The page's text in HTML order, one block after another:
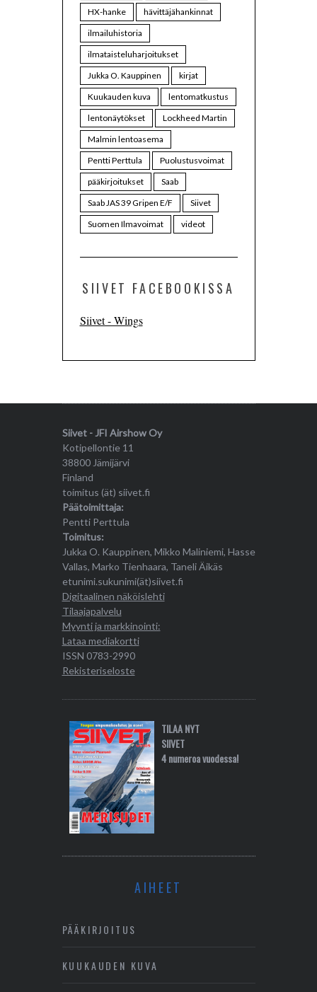
HX-hanke
hävittäjähankinnat
ilmailuhistoria
ilmataisteluharjoitukset
Jukka O. Kauppinen
kirjat
Kuukauden kuva
lentomatkustus
lentonäytökset
Lockheed Martin
Malmin lentoasema
Pentti Perttula
Puolustusvoimat
pääkirjoitukset
Saab
Saab JAS 39 Gripen E/F
Siivet
Suomen Ilmavoimat
videot
SIIVET FACEBOOKISSA
Siivet - Wings
Siivet - JFI Airshow Oy
Kotipellontie 11
38800 Jämijärvi
Finland
toimitus (ät) siivet.fi
Päätoimittaja:
Pentti Perttula
Toimitus:
Jukka O. Kauppinen, Mikko Maliniemi, Hasse
Vallas, Marko Tienhaara, Taneli Äikäs
etunimi.sukunimi(ät)siivet.fi
Digitaalinen näköislehti
Tilaajapalvelu
Myynti ja markkinointi:
Lataa mediakortti
ISSN 0783-2990
Rekisteriseloste
TILAA NYT
SIIVET
4 numeroa vuodessa!
AIHEET
PÄÄKIRJOITUS
KUUKAUDEN KUVA